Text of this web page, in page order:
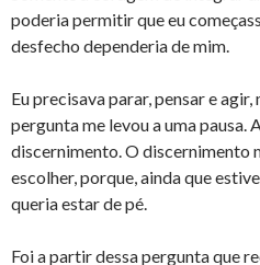
poderia permitir que eu
desfecho dependeria de mim.
Eu precisava parar, pensar e
pergunta me levou a uma pausa.
discernimento. O discernimento
escolher, porque, ainda que
queria estar de pé.
Foi a partir dessa pergunta que